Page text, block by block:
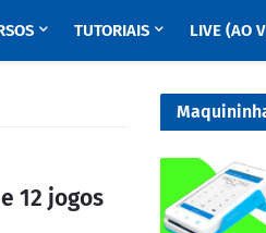
TUTORIAIS LIVE (AO
12 jogos